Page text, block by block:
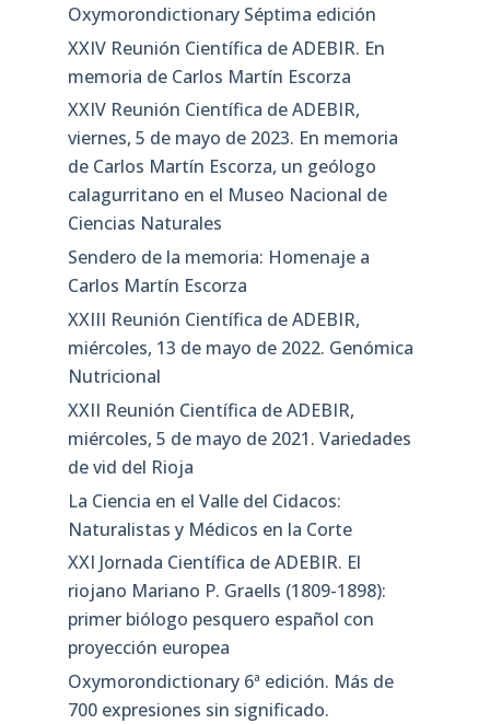
Oxymorondictionary Séptima edición
XXIV Reunión Científica de ADEBIR. En
memoria de Carlos Martín Escorza
XXIV Reunión Científica de ADEBIR,
viernes, 5 de mayo de 2023. En memoria
de Carlos Martín Escorza, un geólogo
calagurritano en el Museo Nacional de
Ciencias Naturales
Sendero de la memoria: Homenaje a
Carlos Martín Escorza
XXIII Reunión Científica de ADEBIR,
miércoles, 13 de mayo de 2022. Genómica
Nutricional
XXII Reunión Científica de ADEBIR,
miércoles, 5 de mayo de 2021. Variedades
de vid del Rioja
La Ciencia en el Valle del Cidacos:
Naturalistas y Médicos en la Corte
XXI Jornada Científica de ADEBIR. El
riojano Mariano P. Graells (1809-1898):
primer biólogo pesquero español con
proyección europea
Oxymorondictionary 6ª edición. Más de
700 expresiones sin significado.